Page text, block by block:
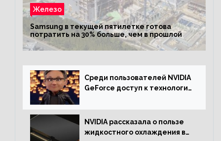
Железо
Samsung в текущей пятилетке готова
потратить на 30% больше, чем в прошлой
Среди пользователей NVIDIA
GeForce доступ к технологии
NVIDIA рассказала о пользе
жидкостного охлаждения в